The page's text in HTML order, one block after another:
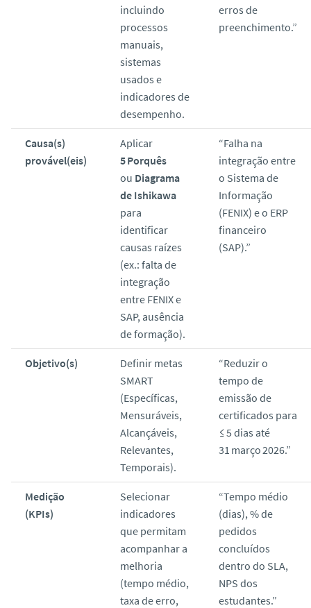
incluindo
processos
manuais,
sistemas
usados e
indicadores de
desempenho.
erros de
preenchimento.”
Causa(s)
provável(eis)
Aplicar
5 Porquês
ou Diagrama
de Ishikawa
para
identificar
causas raízes
(ex.: falta de
integração
entre FENIX e
SAP, ausência
de formação).
“Falha na
integração entre
o Sistema de
Informação
(FENIX) e o ERP
financeiro
(SAP).”
Objetivo(s)
Definir metas
SMART
(Específicas,
Mensuráveis,
Alcançáveis,
Relevantes,
Temporais).
“Reduzir o
tempo de
emissão de
certificados para
≤ 5 dias até
31 março 2026.”
Medição
(KPIs)
Selecionar
indicadores
que permitam
acompanhar a
melhoria
(tempo médio,
taxa de erro,
“Tempo médio
(dias), % de
pedidos
concluídos
dentro do SLA,
NPS dos
estudantes.”